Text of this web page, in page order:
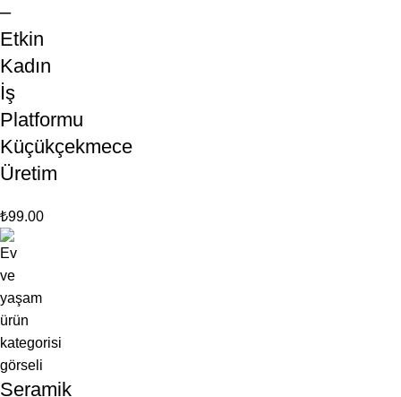
–
Etkin
Kadın
İş
Platformu
Küçükçekmece
Üretim
₺99.00
Seramik